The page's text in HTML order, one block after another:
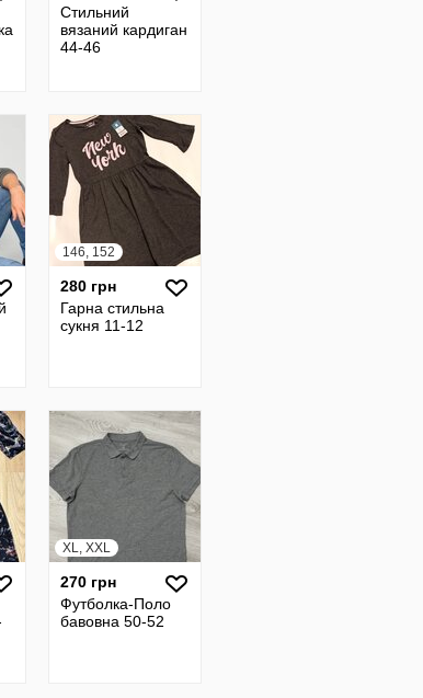
Стильний
вязаний кардиган
44-46
146, 152
280 грн
Гарна стильна
сукня 11-12
XL, XXL
270 грн
Футболка-Поло
бавовна 50-52